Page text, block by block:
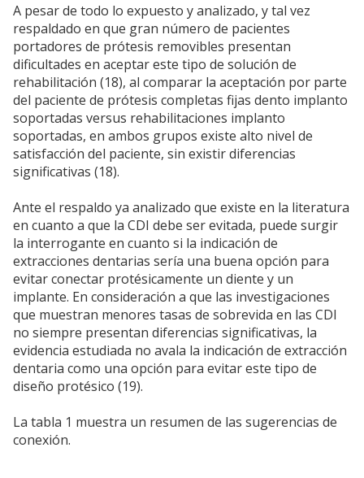
A pesar de todo lo expuesto y analizado, y tal vez
respaldado en que gran número de pacientes
portadores de prótesis removibles presentan
dificultades en aceptar este tipo de solución de
rehabilitación (18), al comparar la aceptación por parte
del paciente de prótesis completas fijas dento implanto
soportadas versus rehabilitaciones implanto
soportadas, en ambos grupos existe alto nivel de
satisfacción del paciente, sin existir diferencias
significativas (18).
Ante el respaldo ya analizado que existe en la literatura
en cuanto a que la CDI debe ser evitada, puede surgir
la interrogante en cuanto si la indicación de
extracciones dentarias sería una buena opción para
evitar conectar protésicamente un diente y un
implante. En consideración a que las investigaciones
que muestran menores tasas de sobrevida en las CDI
no siempre presentan diferencias significativas, la
evidencia estudiada no avala la indicación de extracción
dentaria como una opción para evitar este tipo de
diseño protésico (19).
La tabla 1 muestra un resumen de las sugerencias de
conexión.